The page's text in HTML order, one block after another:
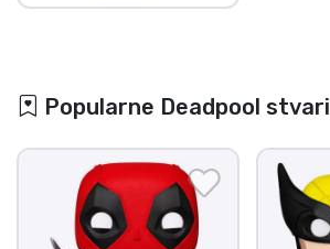
Popularne Deadpool stvari